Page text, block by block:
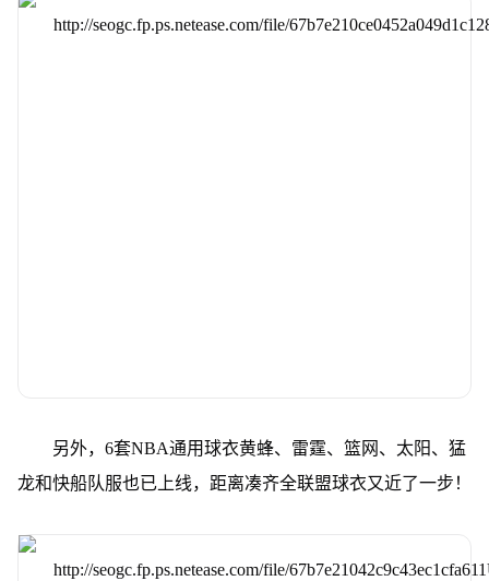
另外，6套NBA通用球衣黄蜂、雷霆、篮网、太阳、猛
龙和快船队服也已上线，距离凑齐全联盟球衣又近了一步！